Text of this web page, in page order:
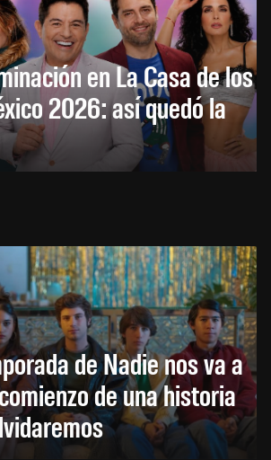
en La Casa de los
2026: así quedó la
de Nadie nos va a
de una historia